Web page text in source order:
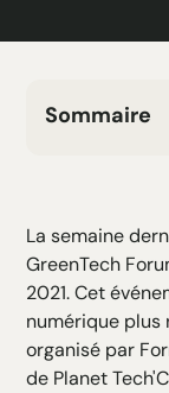
Sommaire
H4 Texte
H5 Texte
H6 Texte
La semaine
GreenTech
2021. Cet
numérique plus
organisé par
de Planet